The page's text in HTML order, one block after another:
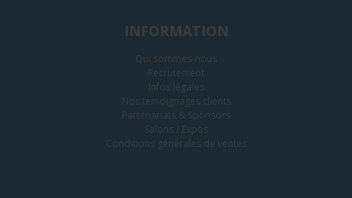
INFORMATION
Qui sommes-nous
Recrutement
Infos légales
Nos témoignages clients
Partenariats & Sponsors
Salons / Expos
Conditions générales de ventes